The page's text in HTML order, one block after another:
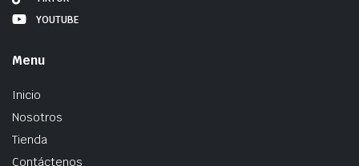
YOUTUBE
Menu
Inicio
Nosotros
Tienda
Contáctenos